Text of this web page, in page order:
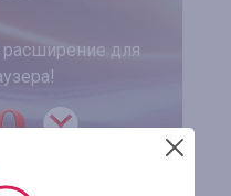
расширение для